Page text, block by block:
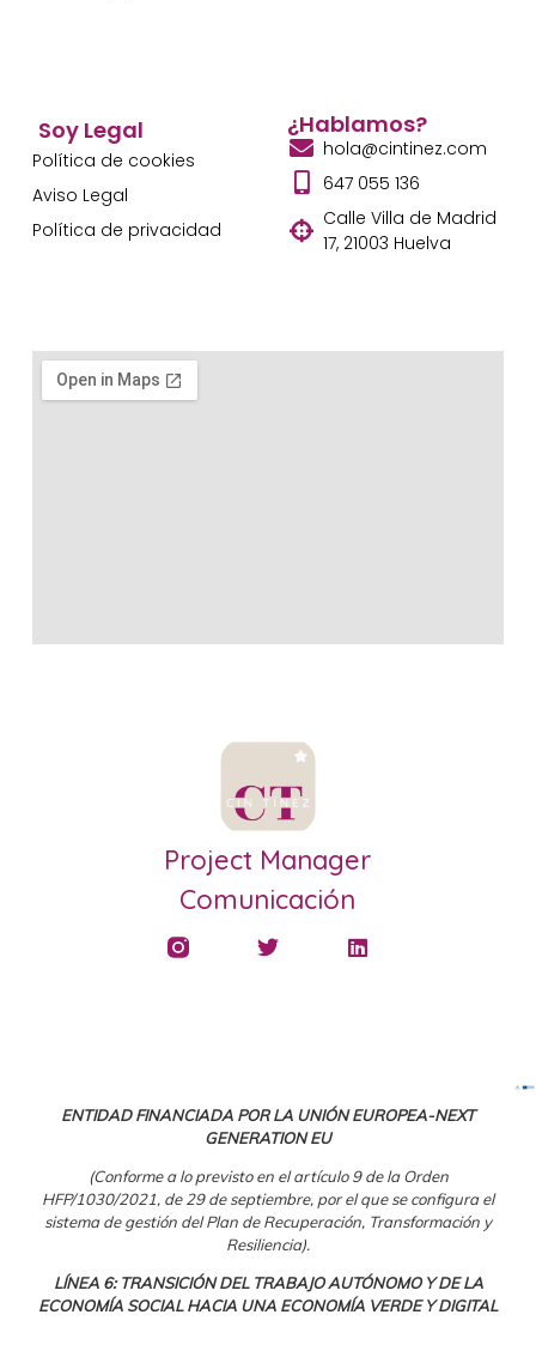
Project Manager
Comunicación
Soy Legal
Política de cookies
Aviso Legal
Política de privacidad
¿Hablamos?
hola@cintinez.com
647 055 136
Calle Villa de Madrid
17, 21003 Huelva
ENTIDAD FINANCIADA POR LA UNIÓN EUROPEA-NEXT
GENERATION EU
(Conforme a lo previsto en el artículo 9 de la Orden
HFP/1030/2021, de 29 de septiembre, por el que se configura el
sistema de gestión del Plan de Recuperación, Transformación y
Resiliencia).
LÍNEA 6: TRANSICIÓN DEL TRABAJO AUTÓNOMO Y DE LA
ECONOMÍA SOCIAL HACIA UNA ECONOMÍA VERDE Y DIGITAL